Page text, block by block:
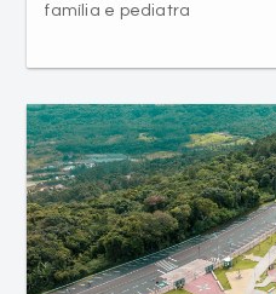
família e pediatra